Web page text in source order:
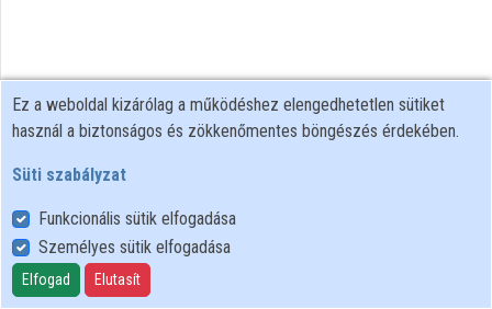
Felhasználói szabályzat
Adatkezelési tájékoztató
Süti szabályzat
Ez a weboldal kizárólag a működéshez elengedhetetlen sütiket
használ a biztonságos és zökkenőmentes böngészés érdekében.
Süti szabályzat
Funkcionális sütik elfogadása
Személyes sütik elfogadása
Elfogad Elutasít